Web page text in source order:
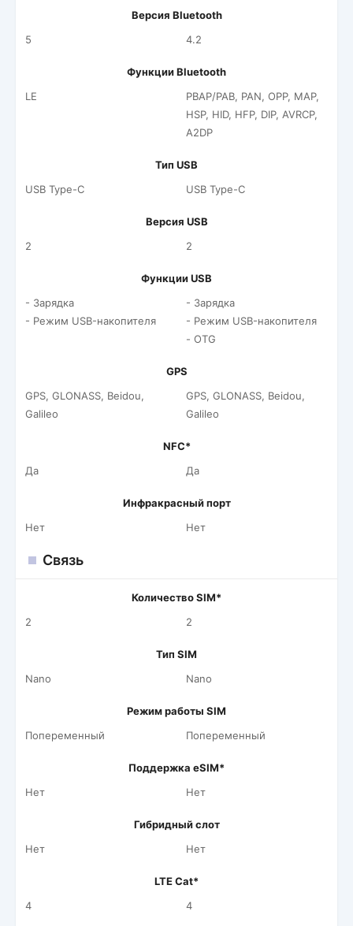
Версия Bluetooth
5
4.2
Функции Bluetooth
LE
PBAP/PAB, PAN, OPP, MAP,
HSP, HID, HFP, DIP, AVRCP,
A2DP
Тип USB
USB Type-C
USB Type-C
Версия USB
2
2
Функции USB
- Зарядка
- Режим USB-накопителя
- Зарядка
- Режим USB-накопителя
- OTG
GPS
GPS, GLONASS, Beidou,
Galileo
GPS, GLONASS, Beidou,
Galileo
NFC*
Да
Да
Инфракрасный порт
Нет
Нет
Связь
Количество SIM*
2
2
Тип SIM
Nano
Nano
Режим работы SIM
Попеременный
Попеременный
Поддержка eSIM*
Нет
Нет
Гибридный слот
Нет
Нет
LTE Cat*
4
4